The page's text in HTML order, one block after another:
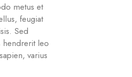
metus et
feugiat
Sed
hendrerit leo
varius